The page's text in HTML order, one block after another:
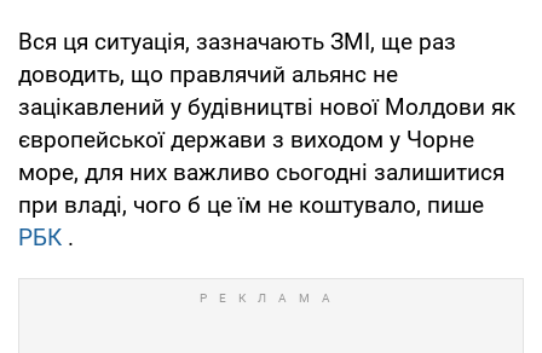
Вся ця ситуація, зазначають ЗМІ, ще раз
доводить, що правлячий альянс не
зацікавлений у будівництві нової Молдови як
європейської держави з виходом у Чорне
море, для них важливо сьогодні залишитися
при владі, чого б це їм не коштувало, пише
РБК .